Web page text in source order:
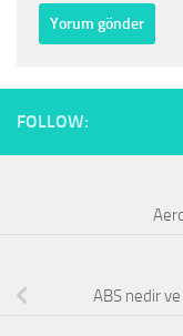
FOLLOW:
ABS nedir